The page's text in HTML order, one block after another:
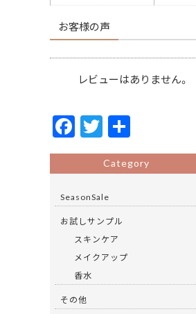
お客様の声
レビューはありません。
F
ac
e
b
o
o
k
T
w
itt
er
有
Category
SeasonSale
お試しサンプル
スキンケア
メイクアップ
香水
その他